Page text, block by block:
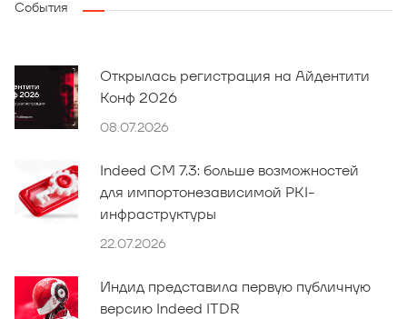
События
Открылась регистрация на Айдентити
Конф 2026
08.07.2026
Indeed CM 7.3: больше возможностей
для импортонезависимой PKI-
инфраструктуры
22.07.2026
Индид представила первую публичную
версию Indeed ITDR